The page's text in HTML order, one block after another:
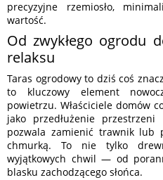
precyzyjne rzemiosło,
wartość.
Od zwykłego ogrodu
relaksu
Taras ogrodowy to dziś coś
to kluczowy element
powietrzu. Właściciele domów
jako przedłużenie przestrzeni
pozwala zamienić trawnik lub
chmurką. To nie tylko
wyjątkowych chwil — od
blasku zachodzącego słońca.